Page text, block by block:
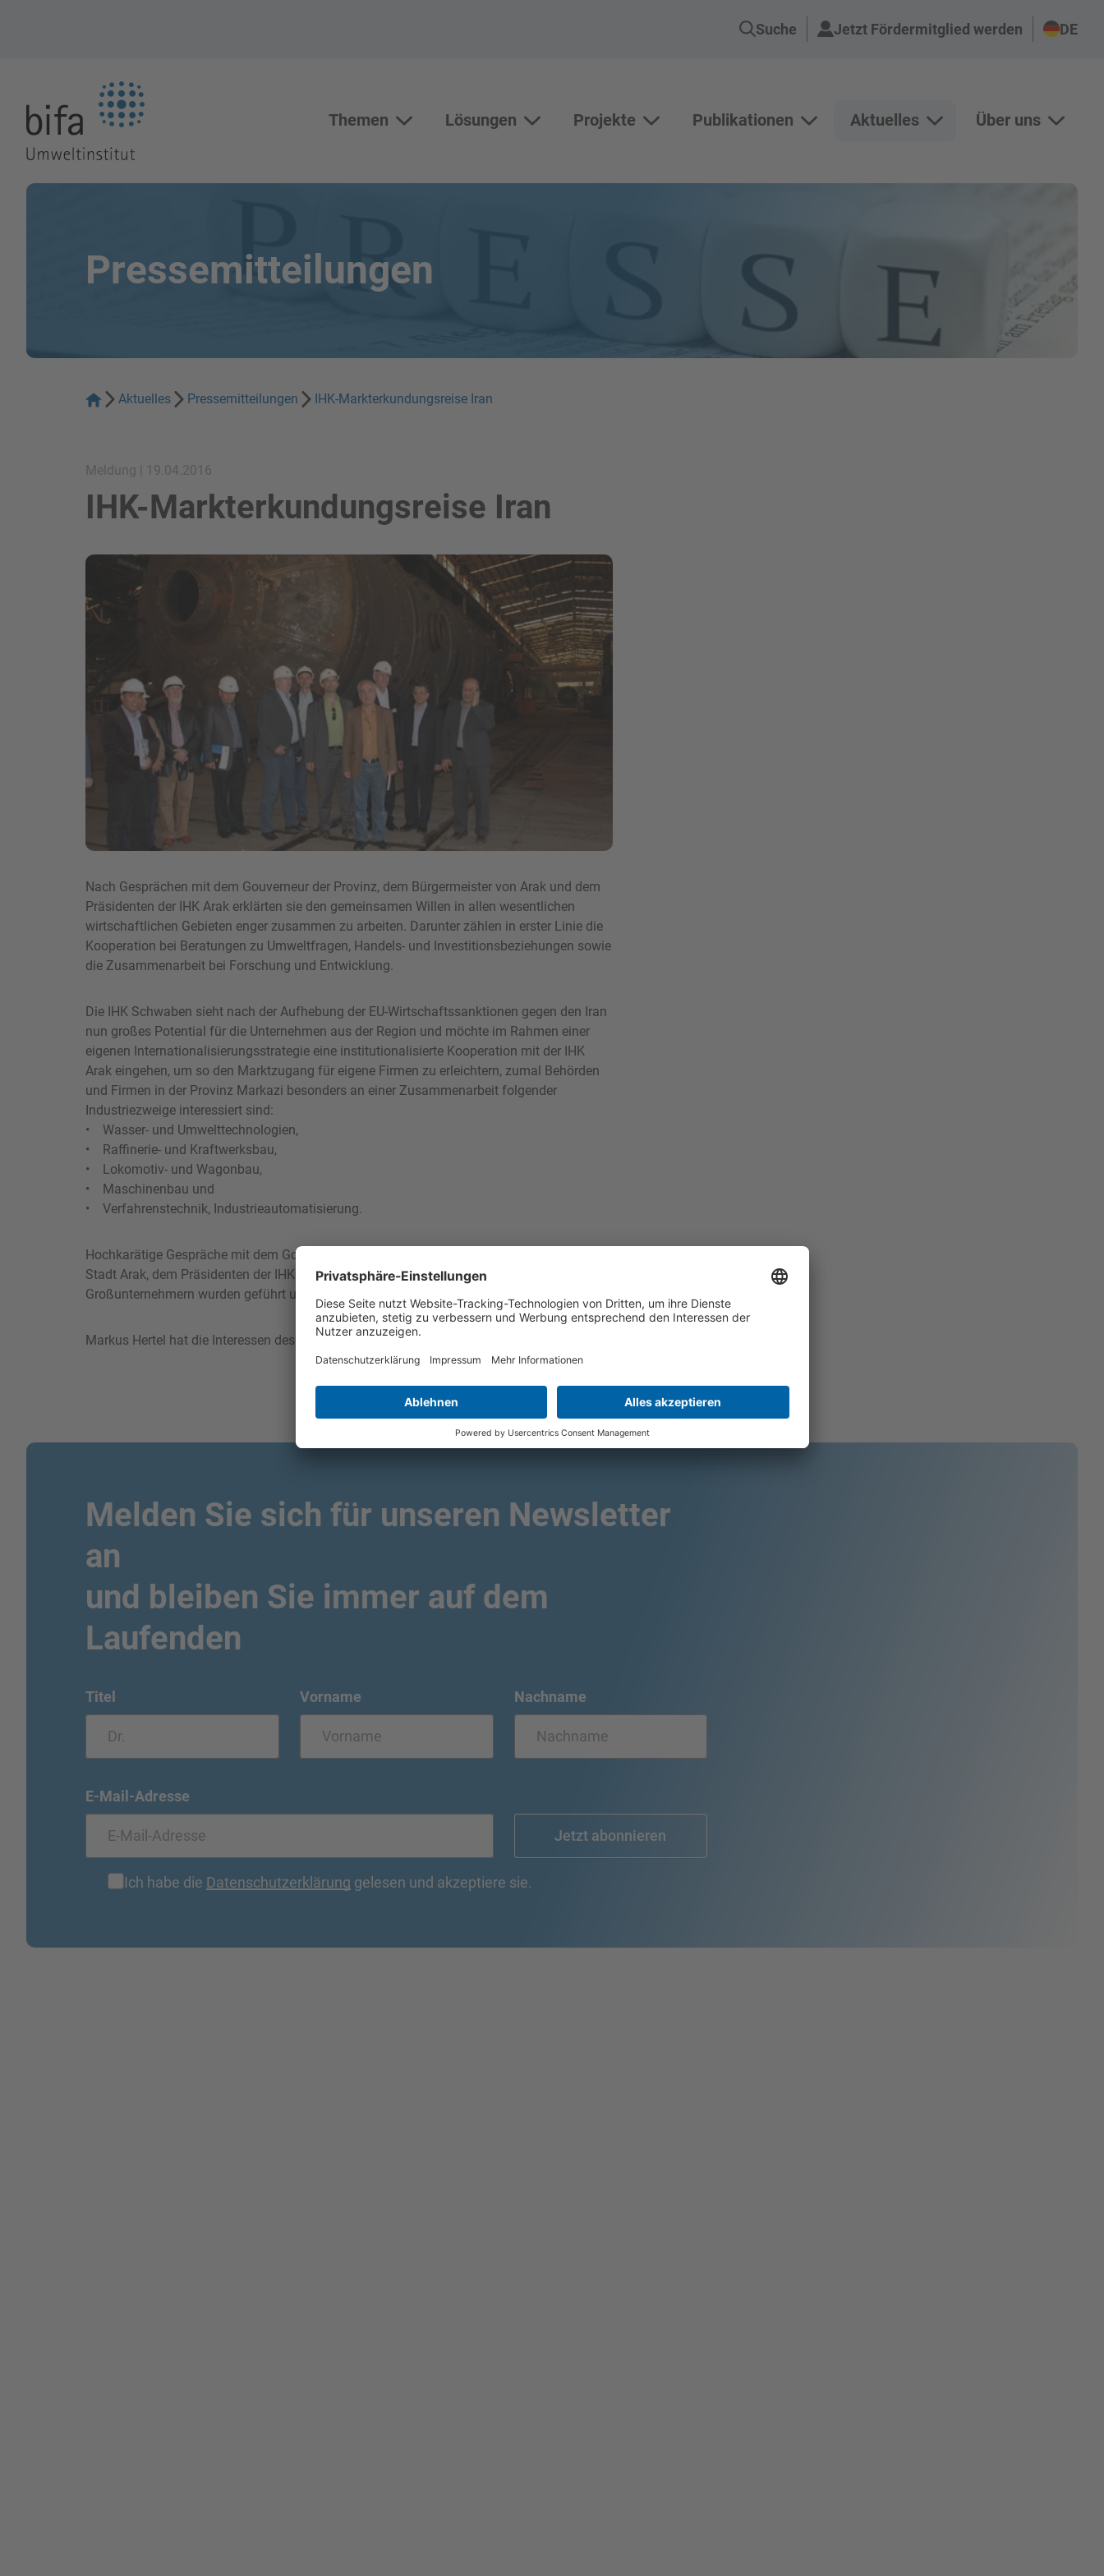
Suche Jetzt Fördermitglied werden DE
Themen
Themen Lösungen
Lösungen Unterseiten von Projekte anzeigen
Projekte Unterseiten von Publikationen anzeigen
Publikationen Unterseiten von Aktuelles
Aktuelles Über uns
Pressemitteilungen
Aktuelles Pressemitteilungen IHK-Markterkundungsreise Iran
Meldung | 19.04.2016
IHK-Markterkundungsreise Iran
Bild in Lightbox zeigen
Nach Gesprächen mit dem Gouverneur der Provinz, dem Bürgermeister von Arak und dem
Präsidenten der IHK Arak erklärten sie den gemeinsamen Willen in allen wesentlichen
wirtschaftlichen Gebieten enger zusammen zu arbeiten. Darunter zählen in erster Linie die
Kooperation bei Beratungen zu Umweltfragen, Handels- und Investitionsbeziehungen sowie
die Zusammenarbeit bei Forschung und Entwicklung.
Die IHK Schwaben sieht nach der Aufhebung der EU-Wirtschaftssanktionen gegen den Iran
nun großes Potential für die Unternehmen aus der Region und möchte im Rahmen einer
eigenen Internationalisierungsstrategie eine institutionalisierte Kooperation mit der IHK
Arak eingehen, um so den Marktzugang für eigene Firmen zu erleichtern, zumal Behörden
und Firmen in der Provinz Markazi besonders an einer Zusammenarbeit folgender
Industriezweige interessiert sind:
• Wasser- und Umwelttechnologien,
• Raffinerie- und Kraftwerksbau,
• Lokomotiv- und Wagonbau,
• Maschinenbau und
• Verfahrenstechnik, Industrieautomatisierung.
Hochkarätige Gespräche mit dem Gouverneur der Provinz Markazi, dem Bürgermeister der
Stadt Arak, dem Präsidenten der IHK Arak, Vertretern verschiedener Behörden und
Großunternehmern wurden geführt und Kooperationsansätze eruiert.
Markus Hertel hat die Interessen des bifa Umweltinstituts vertreten.
Melden Sie sich für unseren Newsletter
an
und bleiben Sie immer auf dem
Laufenden
Titel Vorname Nachname
E-Mail-Adresse
Ich habe die Datenschutzerklärung gelesen und akzeptiere sie.
Jetzt abonnieren